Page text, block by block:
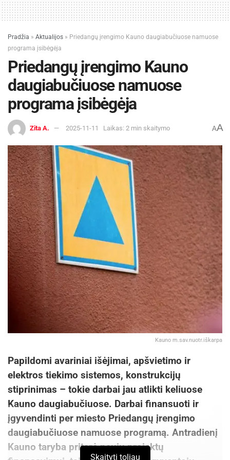
Pradžia » Aktualijos » Priedangų įrengimo Kauno daugiabučiuose namuose
programa įsibėgėja
Priedangų įrengimo Kauno
daugiabučiuose namuose
programa įsibėgėja
Zita A. 2025-11-11 Laikas: 2 min skaitymo AA
Kauno m.sav.nuotr.iškarpa
Papildomi avariniai išėjimai, apšvietimo ir
elektros tiekimo sistemos, konstrukcijų
stiprinimas – tokie darbai jau atlikti keliuose
Kauno daugiabučiuose. Darbai finansuoti ir
įgyvendinti per miesto Priedangų įrengimo
daugiabučiuose namuose programą. Antradienį
Kauno taryba pritarė naujų projektų
Skaityti toliau